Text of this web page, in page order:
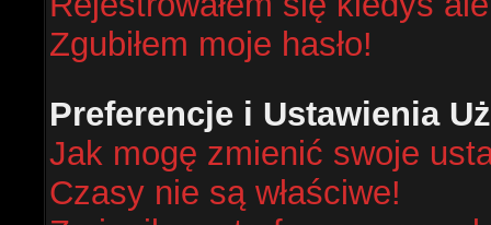
Zgubiłem moje hasło!
Preferencje i Ustawienia
Jak mogę zmienić swoje
Czasy nie są właściwe!